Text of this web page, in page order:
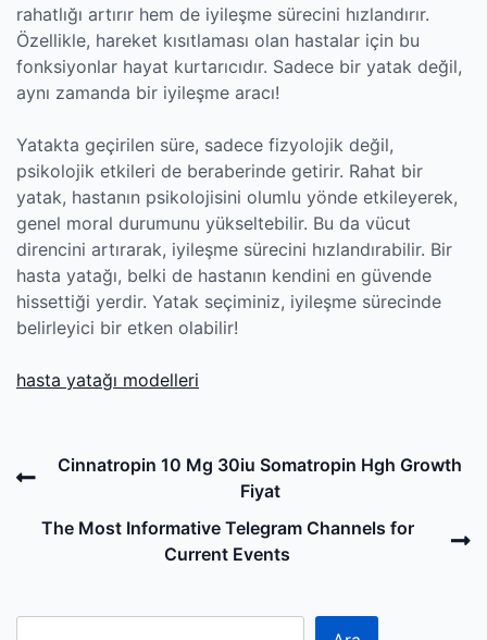
rahatlığı artırır hem de iyileşme sürecini hızlandırır.
Özellikle, hareket kısıtlaması olan hastalar için bu
fonksiyonlar hayat kurtarıcıdır. Sadece bir yatak değil,
aynı zamanda bir iyileşme aracı!
Yatakta geçirilen süre, sadece fizyolojik değil,
psikolojik etkileri de beraberinde getirir. Rahat bir
yatak, hastanın psikolojisini olumlu yönde etkileyerek,
genel moral durumunu yükseltebilir. Bu da vücut
direncini artırarak, iyileşme sürecini hızlandırabilir. Bir
hasta yatağı, belki de hastanın kendini en güvende
hissettiği yerdir. Yatak seçiminiz, iyileşme sürecinde
belirleyici bir etken olabilir!
hasta yatağı modelleri
Post
PreviousCinnatropin 10 Mg 30iu Somatropin Hgh Growth
Fiyat
The Most Informative Telegram Channels for
Current Events